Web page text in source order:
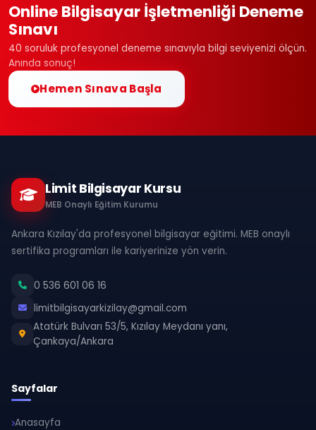
Online Bilgisayar İşletmenliği Deneme
Sınavı
40 soruluk profesyonel deneme sınavıyla bilgi seviyenizi ölçün.
Anında sonuç!
Hemen Sınava Başla
Limit Bilgisayar Kursu
MEB Onaylı Eğitim Kurumu
Ankara Kızılay'da profesyonel bilgisayar eğitimi. MEB onaylı
sertifika programları ile kariyerinize yön verin.
0 536 601 06 16
limitbilgisayarkizilay@gmail.com
Atatürk Bulvarı 53/5, Kızılay Meydanı yanı,
Çankaya/Ankara
Sayfalar
Anasayfa